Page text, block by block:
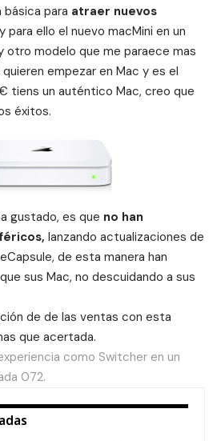
básica para atraer nuevos
y para ello el nuevo macMini en un
otro modelo que me paraece mas
empezar en Mac y es el
tiens un auténtico Mac, creo que
éxitos.
gustado, es que no han
lanzando actualizaciones de
de esta manera han
sus Mac, no descuidando a sus
de de las ventas con esta
que acertada.
como Switcher en un
072.